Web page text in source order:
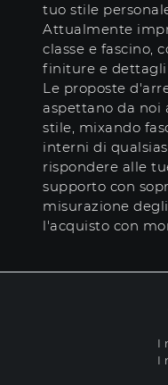
tuo stile
Attualmente
classe e fascino,
finiture e dettagli
Le proposte
aspettano da noi
stile, mixando
interni di
rispondere alle
supporto con
misurazione
l'acquisto con
I
I